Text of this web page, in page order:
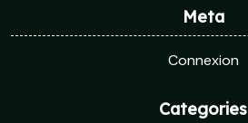
Meta
Connexion
Categories